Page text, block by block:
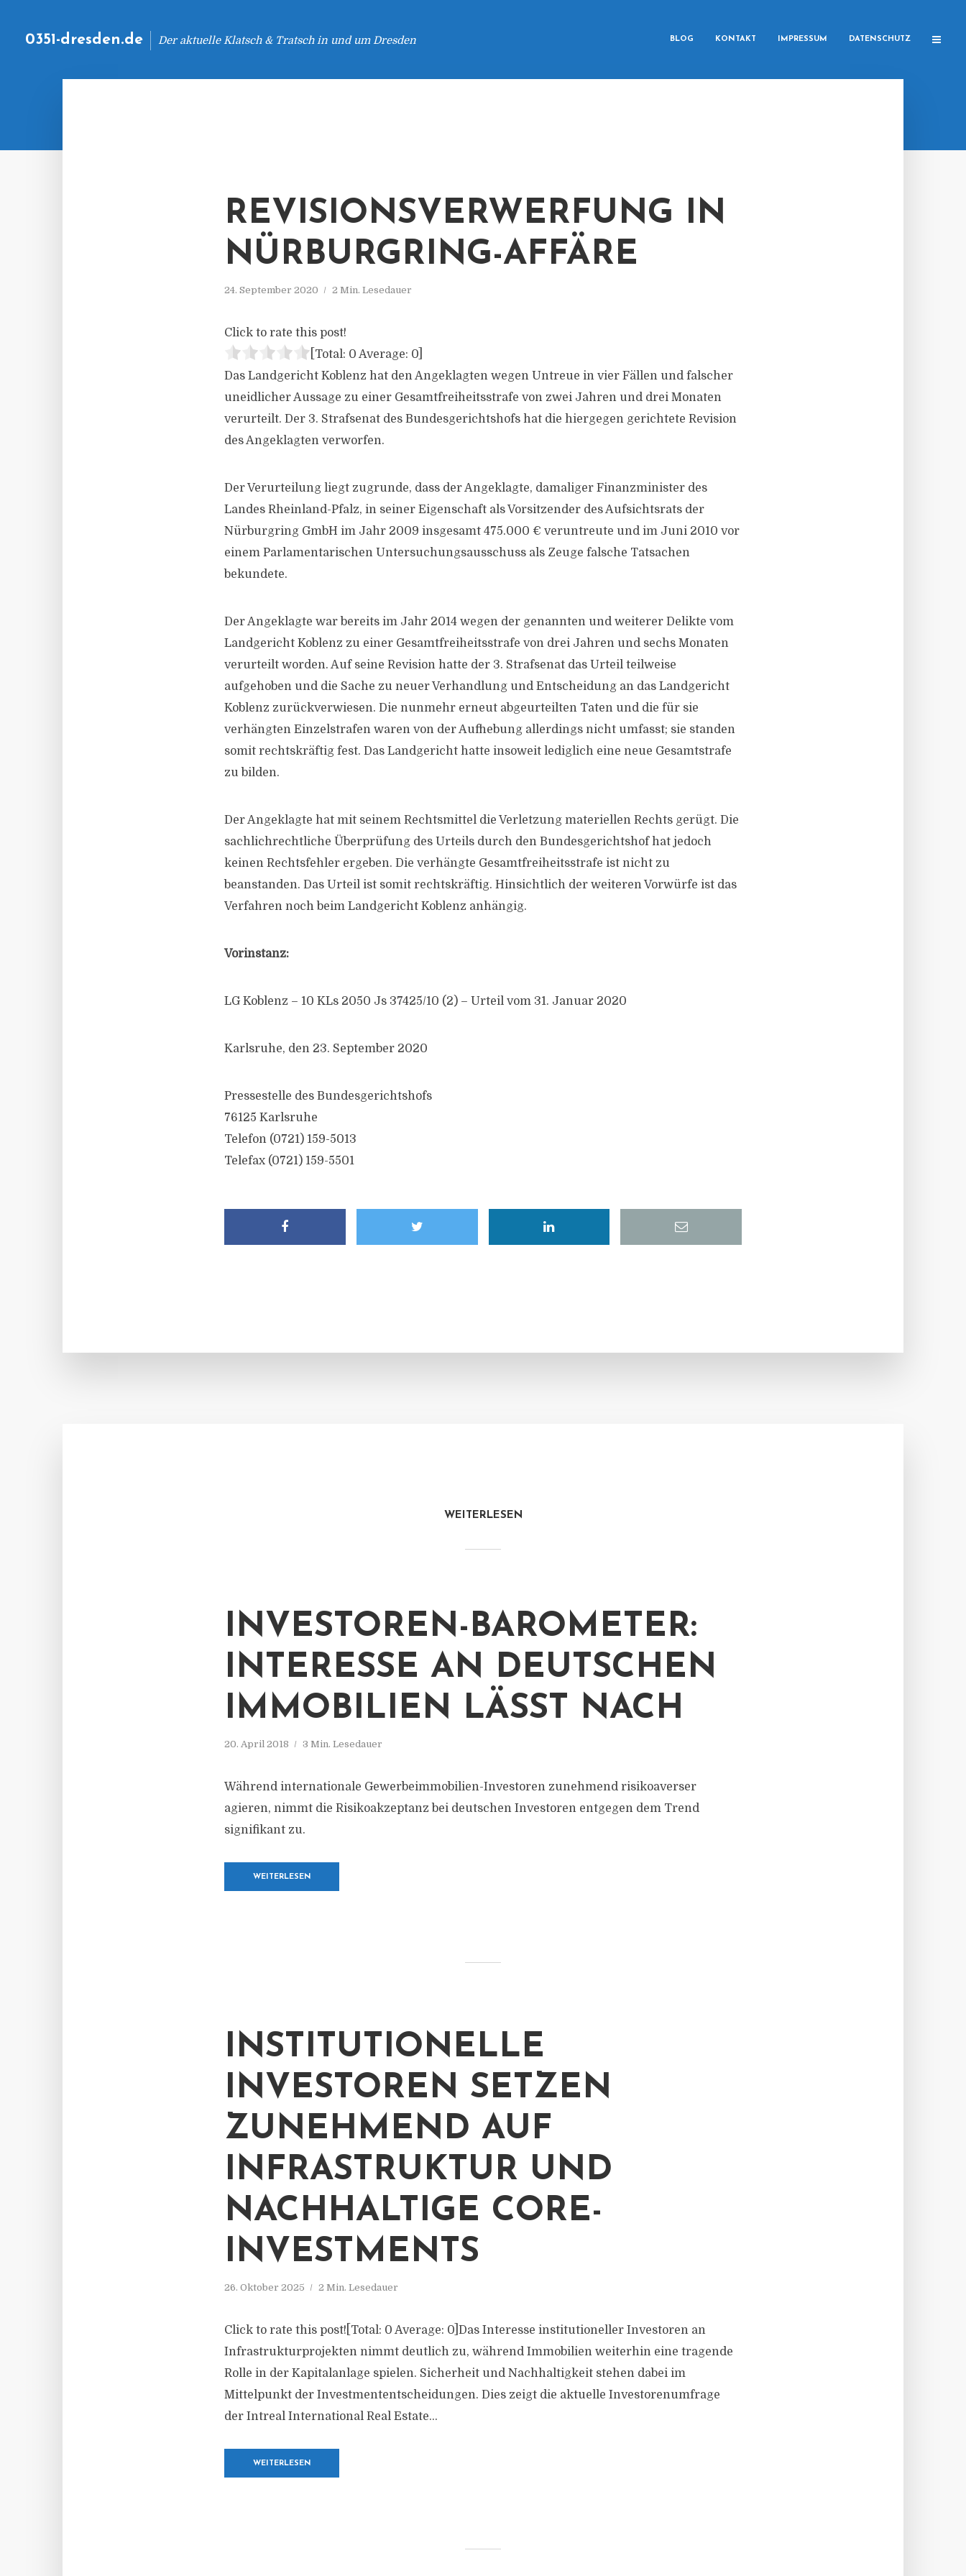
0351-dresden.de Der aktuelle Klatsch & Tratsch in und um Dresden BLOG KONTAKT IMPRESSUM DATENSCHUTZ
REVISIONSVERWERFUNG IN
NÜRBURGRING-AFFÄRE
24. September 2020 2 Min. Lesedauer
Click to rate this post!
[Total: 0 Average: 0
Das Landgericht Koblenz hat den Angeklagten wegen Untreue in vier Fällen und falscher
uneidlicher Aussage zu einer Gesamtfreiheitsstrafe von zwei Jahren und drei Monaten
verurteilt. Der 3. Strafsenat des Bundesgerichtshofs hat die hiergegen gerichtete Revision
des Angeklagten verworfen.
Der Verurteilung liegt zugrunde, dass der Angeklagte, damaliger Finanzminister des
Landes Rheinland-Pfalz, in seiner Eigenschaft als Vorsitzender des Aufsichtsrats der
Nürburgring GmbH im Jahr 2009 insgesamt 475.000 € veruntreute und im Juni 2010 vor
einem Parlamentarischen Untersuchungsausschuss als Zeuge falsche Tatsachen
bekundete.
Der Angeklagte war bereits im Jahr 2014 wegen der genannten und weiterer Delikte vom
Landgericht Koblenz zu einer Gesamtfreiheitsstrafe von drei Jahren und sechs Monaten
verurteilt worden. Auf seine Revision hatte der 3. Strafsenat das Urteil teilweise
aufgehoben und die Sache zu neuer Verhandlung und Entscheidung an das Landgericht
Koblenz zurückverwiesen. Die nunmehr erneut abgeurteilten Taten und die für sie
verhängten Einzelstrafen waren von der Aufhebung allerdings nicht umfasst; sie standen
somit rechtskräftig fest. Das Landgericht hatte insoweit lediglich eine neue Gesamtstrafe
zu bilden.
Der Angeklagte hat mit seinem Rechtsmittel die Verletzung materiellen Rechts gerügt. Die
sachlichrechtliche Überprüfung des Urteils durch den Bundesgerichtshof hat jedoch
keinen Rechtsfehler ergeben. Die verhängte Gesamtfreiheitsstrafe ist nicht zu
beanstanden. Das Urteil ist somit rechtskräftig. Hinsichtlich der weiteren Vorwürfe ist das
Verfahren noch beim Landgericht Koblenz anhängig.
Vorinstanz:
LG Koblenz – 10 KLs 2050 Js 37425/10 (2) – Urteil vom 31. Januar 2020
Karlsruhe, den 23. September 2020
Pressestelle des Bundesgerichtshofs
76125 Karlsruhe
Telefon (0721) 159-5013
Telefax (0721) 159-5501
WEITERLESEN
INVESTOREN-BAROMETER:
INTERESSE AN DEUTSCHEN
IMMOBILIEN LÄSST NACH
20. April 2018 3 Min. Lesedauer
Während internationale Gewerbeimmobilien-Investoren zunehmend risikoaverser
agieren, nimmt die Risikoakzeptanz bei deutschen Investoren entgegen dem Trend
signifikant zu.
WEITERLESEN
INSTITUTIONELLE
INVESTOREN SETZEN
ZUNEHMEND AUF
INFRASTRUKTUR UND
NACHHALTIGE CORE-
INVESTMENTS
26. Oktober 2025 2 Min. Lesedauer
Click to rate this post![Total: 0 Average: 0]Das Interesse institutioneller Investoren an
Infrastrukturprojekten nimmt deutlich zu, während Immobilien weiterhin eine tragende
Rolle in der Kapitalanlage spielen. Sicherheit und Nachhaltigkeit stehen dabei im
Mittelpunkt der Investmententscheidungen. Dies zeigt die aktuelle Investorenumfrage
der Intreal International Real Estate...
WEITERLESEN